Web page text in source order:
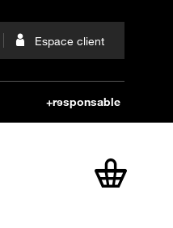
articles